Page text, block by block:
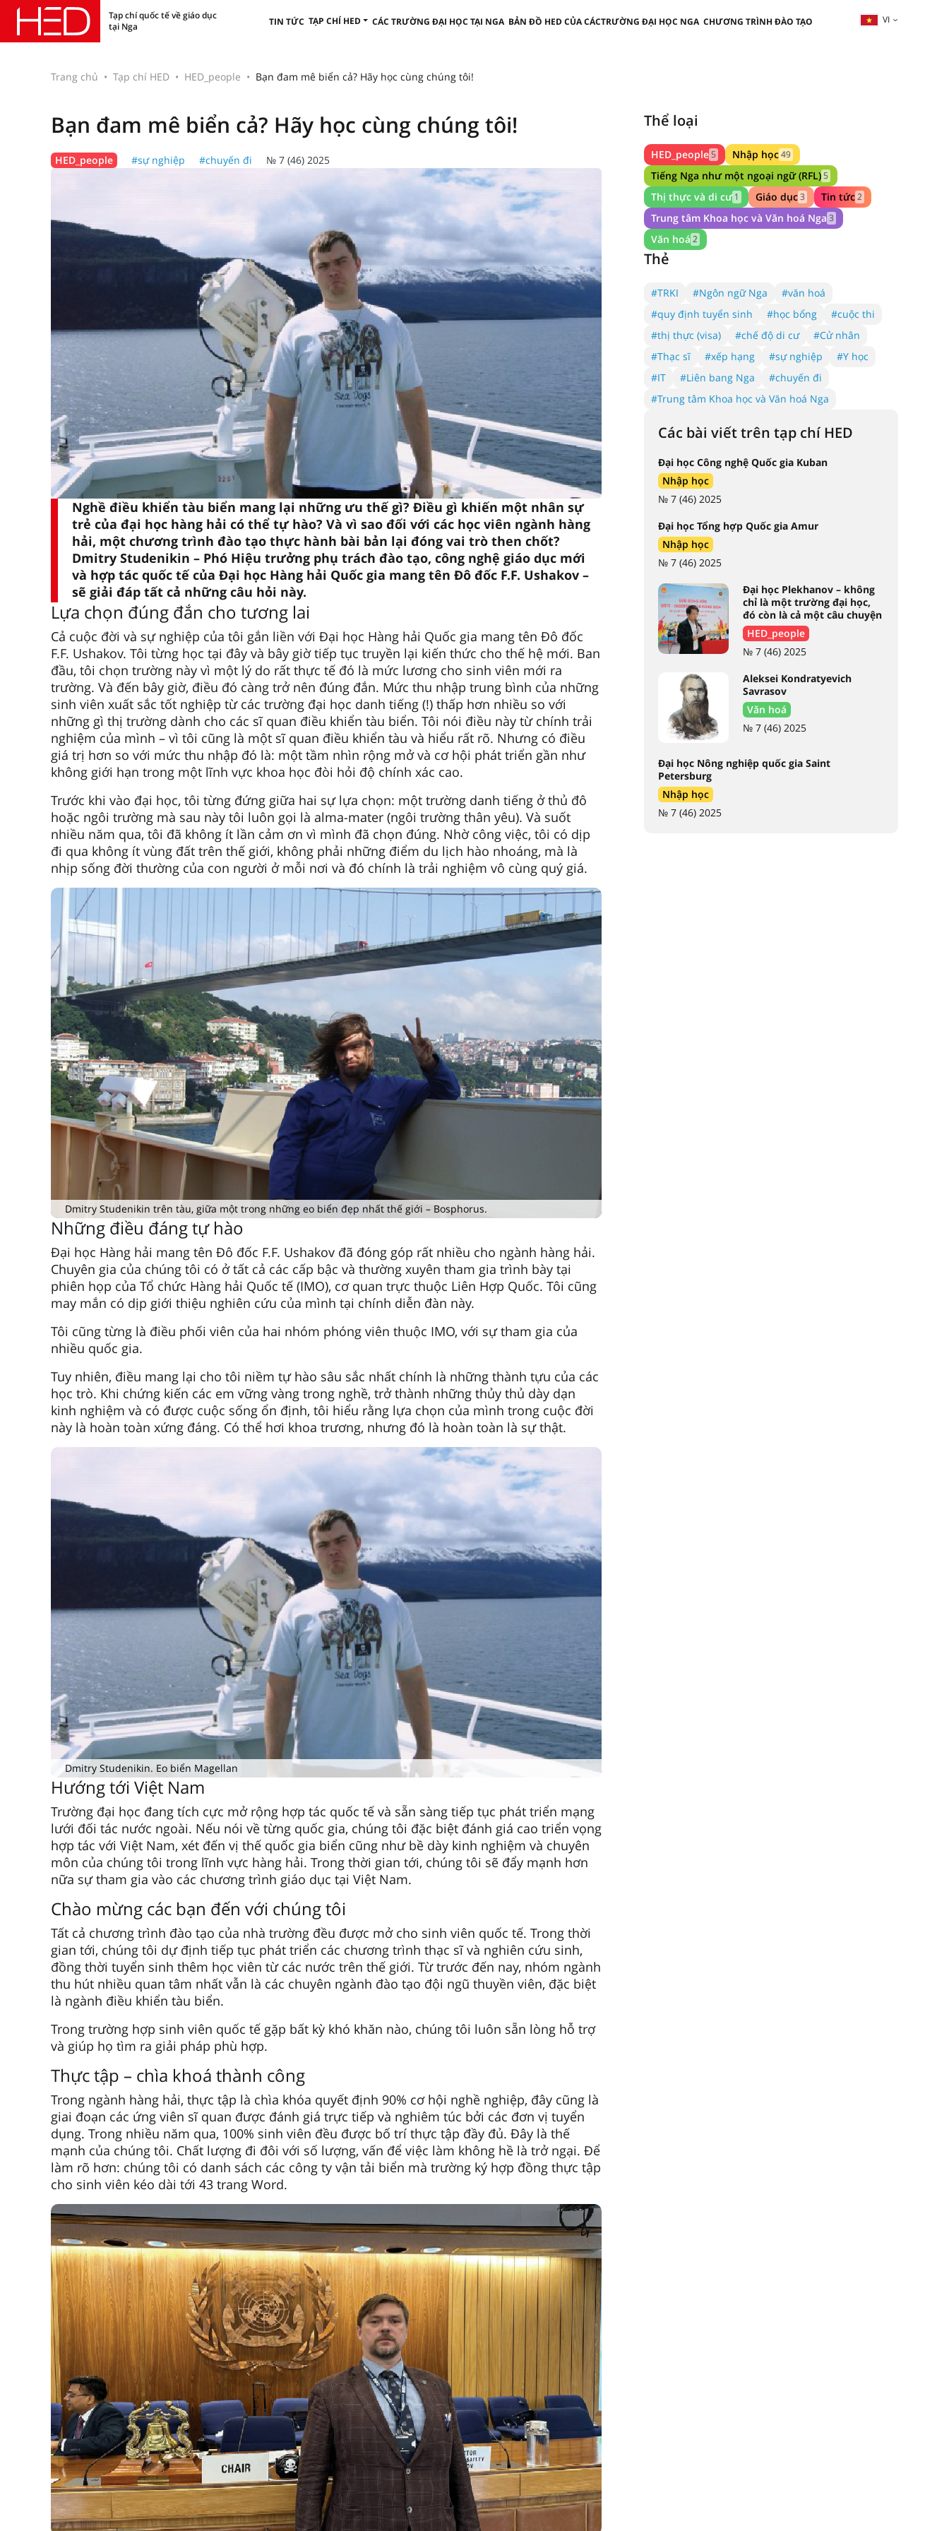
Tạp chí quốc tế về giáo dục
tại Nga
TIN TỨC TẠP CHÍ HED CÁC TRƯỜNG ĐẠI HỌC TẠI NGA BẢN ĐỒ HED CỦA CÁCTRƯỜNG ĐẠI HỌC NGA CHƯƠNG TRÌNH ĐÀO TẠO VI
Trang chủ Tạp chí HED HED_people Bạn đam mê biển cả? Hãy học cùng chúng tôi!
Bạn đam mê biển cả? Hãy học cùng chúng tôi!
HED_people #sự nghiệp #chuyến đi № 7 (46) 2025
Nghề điều khiển tàu biển mang lại những ưu thế gì? Điều gì khiến một nhân sự
trẻ của đại học hàng hải có thể tự hào? Và vì sao đối với các học viên ngành hàng
hải, một chương trình đào tạo thực hành bài bản lại đóng vai trò then chốt?
Dmitry Studenikin – Phó Hiệu trưởng phụ trách đào tạo, công nghệ giáo dục mới
và hợp tác quốc tế của Đại học Hàng hải Quốc gia mang tên Đô đốc F.F. Ushakov –
sẽ giải đáp tất cả những câu hỏi này.
Lựa chọn đúng đắn cho tương lai
Cả cuộc đời và sự nghiệp của tôi gắn liền với Đại học Hàng hải Quốc gia mang tên Đô đốc
F.F. Ushakov. Tôi từng học tại đây và bây giờ tiếp tục truyền lại kiến thức cho thế hệ mới. Ban
đầu, tôi chọn trường này vì một lý do rất thực tế đó là mức lương cho sinh viên mới ra
trường. Và đến bây giờ, điều đó càng trở nên đúng đắn. Mức thu nhập trung bình của những
sinh viên xuất sắc tốt nghiệp từ các trường đại học danh tiếng (!) thấp hơn nhiều so với
những gì thị trường dành cho các sĩ quan điều khiển tàu biển. Tôi nói điều này từ chính trải
nghiệm của mình – vì tôi cũng là một sĩ quan điều khiển tàu và hiểu rất rõ. Nhưng có điều
giá trị hơn so với mức thu nhập đó là: một tầm nhìn rộng mở và cơ hội phát triển gần như
không giới hạn trong một lĩnh vực khoa học đòi hỏi độ chính xác cao.
Trước khi vào đại học, tôi từng đứng giữa hai sự lựa chọn: một trường danh tiếng ở thủ đô
hoặc ngôi trường mà sau này tôi luôn gọi là alma-mater (ngôi trường thân yêu). Và suốt
nhiều năm qua, tôi đã không ít lần cảm ơn vì mình đã chọn đúng. Nhờ công việc, tôi có dịp
đi qua không ít vùng đất trên thế giới, không phải những điểm du lịch hào nhoáng, mà là
nhịp sống đời thường của con người ở mỗi nơi và đó chính là trải nghiệm vô cùng quý giá.
Dmitry Studenikin trên tàu, giữa một trong những eo biển đẹp nhất thế giới – Bosphorus.
Những điều đáng tự hào
Đại học Hàng hải mang tên Đô đốc F.F. Ushakov đã đóng góp rất nhiều cho ngành hàng hải.
Chuyên gia của chúng tôi có ở tất cả các cấp bậc và thường xuyên tham gia trình bày tại
phiên họp của Tổ chức Hàng hải Quốc tế (IMO), cơ quan trực thuộc Liên Hợp Quốc. Tôi cũng
may mắn có dịp giới thiệu nghiên cứu của mình tại chính diễn đàn này.
Tôi cũng từng là điều phối viên của hai nhóm phóng viên thuộc IMO, với sự tham gia của
nhiều quốc gia.
Tuy nhiên, điều mang lại cho tôi niềm tự hào sâu sắc nhất chính là những thành tựu của các
học trò. Khi chứng kiến các em vững vàng trong nghề, trở thành những thủy thủ dày dạn
kinh nghiệm và có được cuộc sống ổn định, tôi hiểu rằng lựa chọn của mình trong cuộc đời
này là hoàn toàn xứng đáng. Có thể hơi khoa trương, nhưng đó là hoàn toàn là sự thật.
Dmitry Studenikin. Eo biển Magellan
Hướng tới Việt Nam
Trường đại học đang tích cực mở rộng hợp tác quốc tế và sẵn sàng tiếp tục phát triển mạng
lưới đối tác nước ngoài. Nếu nói về từng quốc gia, chúng tôi đặc biệt đánh giá cao triển vọng
hợp tác với Việt Nam, xét đến vị thế quốc gia biển cũng như bề dày kinh nghiệm và chuyên
môn của chúng tôi trong lĩnh vực hàng hải. Trong thời gian tới, chúng tôi sẽ đẩy mạnh hơn
nữa sự tham gia vào các chương trình giáo dục tại Việt Nam.
Chào mừng các bạn đến với chúng tôi
Tất cả chương trình đào tạo của nhà trường đều được mở cho sinh viên quốc tế. Trong thời
gian tới, chúng tôi dự định tiếp tục phát triển các chương trình thạc sĩ và nghiên cứu sinh,
đồng thời tuyển sinh thêm học viên từ các nước trên thế giới. Từ trước đến nay, nhóm ngành
thu hút nhiều quan tâm nhất vẫn là các chuyên ngành đào tạo đội ngũ thuyền viên, đặc biệt
là ngành điều khiển tàu biển.
Trong trường hợp sinh viên quốc tế gặp bất kỳ khó khăn nào, chúng tôi luôn sẵn lòng hỗ trợ
và giúp họ tìm ra giải pháp phù hợp.
Thực tập – chìa khoá thành công
Trong ngành hàng hải, thực tập là chìa khóa quyết định 90% cơ hội nghề nghiệp, đây cũng là
giai đoạn các ứng viên sĩ quan được đánh giá trực tiếp và nghiêm túc bởi các đơn vị tuyển
dụng. Trong nhiều năm qua, 100% sinh viên đều được bố trí thực tập đầy đủ. Đây là thế
mạnh của chúng tôi. Chất lượng đi đôi với số lượng, vấn để việc làm không hề là trở ngại. Để
làm rõ hơn: chúng tôi có danh sách các công ty vận tải biển mà trường ký hợp đồng thực tập
cho sinh viên kéo dài tới 43 trang Word.
Thể loại
HED_people5 Nhập học49
Tiếng Nga như một ngoại ngữ (RFL)5
Thị thực và di cư 1 Giáo dục3 Tin tức2
Trung tâm Khoa học và Văn hoá Nga 3
Văn hoá 2
Thẻ
#TRKI #Ngôn ngữ Nga
#văn hoá
#quy định tuyển sinh
#học bổng
#cuộc thi
#thị thực (visa)
#chế độ di cư
#Cử nhân
#Thạc sĩ
#xếp hạng #sự nghiệp
#Y học
#IT
#Liên bang Nga
#chuyến đi
#Trung tâm Khoa học và Văn hoá Nga
Các bài viết trên tạp chí HED
Đại học Công nghệ Quốc gia Kuban
Nhập học
№ 7 (46) 2025
Đại học Tổng hợp Quốc gia Amur
Nhập học
№ 7 (46) 2025
Đại học Plekhanov – không
chỉ là một trường đại học,
đó còn là cả một câu chuyện
HED_people
№ 7 (46) 2025
Aleksei Kondratyevich
Savrasov
Văn hoá
№ 7 (46) 2025
Đại học Nông nghiệp quốc gia Saint
Petersburg
Nhập học
№ 7 (46) 2025